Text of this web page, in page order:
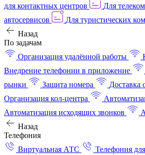
для контактных центров
Для
автосервисов
Для туристических
Назад
По задачам
Организация удалённой работы
Внедрение телефонии в приложение
рынки
Защита номера Доставка
Организация кол-центра
Автоматизация исходящих звонков
Назад
Телефония
Виртуальная АТС
Телефония